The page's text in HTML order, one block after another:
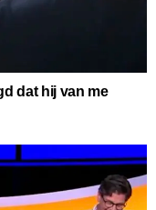
dat hij van me